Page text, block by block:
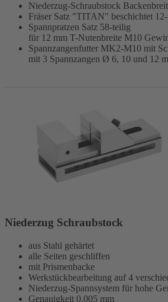
Niederzug-Schraubstock
Fräser Satz "TITAN" beschichtet
Spannpratzen Satz 58-teilig
für 12 mm T-Nutenbreite M10
Spannzangenfutter MK2-M10 mit
mit 3 Spannzangen Ø 6, 10 und 12
Niederzug Schraubstock
aus Stahl gehärtet
alle Seiten geschliffen
mit Prismenbacke
Werkstückbearbeitung auf 4
Niederzug-Spannsystem für hohe
Genauigkeit 0,005 mm